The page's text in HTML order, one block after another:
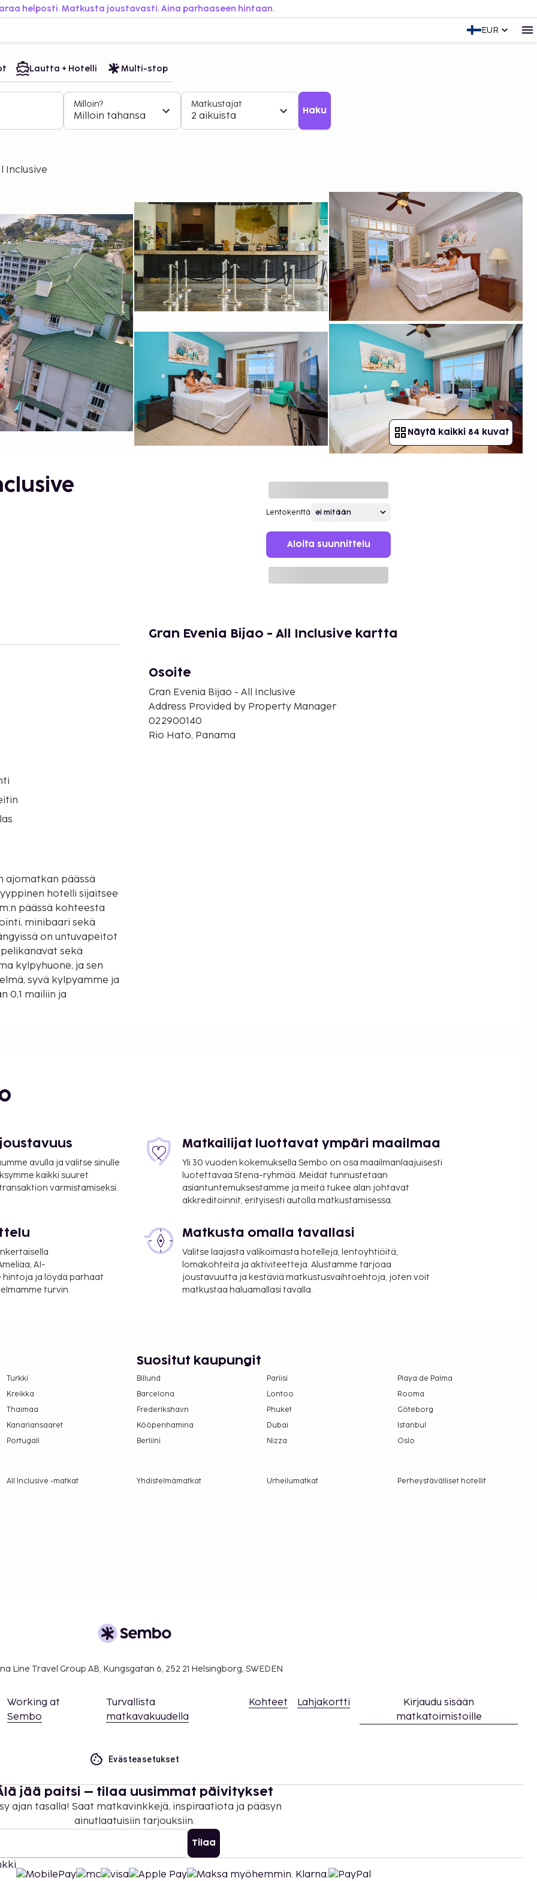
helposti. Matkusta joustavasti. Aina parhaaseen hintaan.
EUR
Lautta + Hotelli Multi-stop
Milloin?
Milloin tahansa
Matkustajat
2 aikuista Haku
Inclusive
Näytä kaikki 84 kuvat
Lentokenttä
Aloita suunnittelu
ajomatkan päässä
päässä kohteesta
minibaari sekä
on untuvapeitot
sekä
kylpyhuone, ja sen
syvä kylpyamme ja
0,1 mailiin ja
- 14,2 km / 8,8 mi
km / 24,8 mi
ja ympäri
asiakkailleen
3 ulkouima-
hotellissa
myös huonepalvelu.
ilmaiseksi yhtä
vanhemman tai
Gran Evenia Bijao - All Inclusive kartta
Osoite
Gran Evenia Bijao - All Inclusive
Address Provided by Property Manager
022900140
Rio Hato, Panama
avulla ja valitse sinulle
kaikki suuret
varmistamiseksi.
Matkailijat luottavat ympäri maailmaa
Yli 30 vuoden kokemuksella Sembo on osa maailmanlaajuisesti
luotettavaa Stena-ryhmää. Meidät tunnustetaan
asiantuntemuksestamme ja meitä tukee alan johtavat
akkreditoinnit, erityisesti autolla matkustamisessa.
AI-
ja löydä parhaat
turvin.
Matkusta omalla tavallasi
Valitse laajasta valikoimasta hotelleja, lentoyhtiöitä,
lomakohteita ja aktiviteetteja. Alustamme tarjoaa
joustavuutta ja kestäviä matkustusvaihtoehtoja, joten voit
matkustaa haluamallasi tavalla.
Turkki
Kreikka
Thaimaa
Kanariansaaret
Portugali
Suositut kaupungit
Billund Pariisi
Playa de Palma
Barcelona
Lontoo
Rooma
Frederikshavn
Phuket
Göteborg
Kööpenhamina
Dubai
Istanbul
Berliini
Nizza Oslo
All Inclusive -matkat Yhdistelmämatkat Urheilumatkat
Perheystävälliset hotellit
Line Travel Group AB, Kungsgatan 6, 252 21 Helsingborg, SWEDEN
Working at
Sembo
Turvallista
matkavakuudella
Kohteet Lahjakortti
Kirjaudu sisään
matkatoimistoille
Evästeasetukset
jää paitsi – tilaa uusimmat päivitykset
ajan tasalla! Saat matkavinkkejä, inspiraatiota ja pääsyn
ainutlaatuisiin tarjouksiin.
Tilaa